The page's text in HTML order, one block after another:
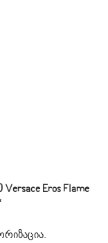
Eros Flame
.